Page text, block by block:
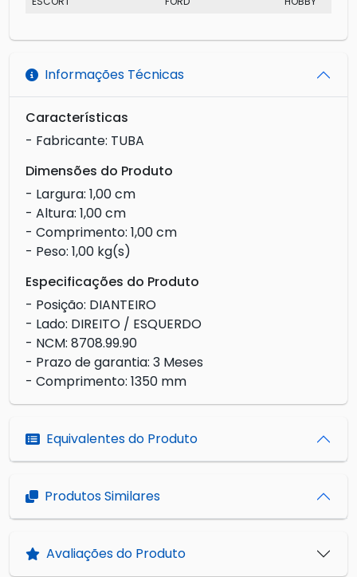
Informações Técnicas
Características
- Fabricante: TUBA
Dimensões do Produto
- Largura: 1,00 cm
- Altura: 1,00 cm
- Comprimento: 1,00 cm
- Peso: 1,00 kg(s)
Especificações do Produto
- Posição: DIANTEIRO
- Lado: DIREITO / ESQUERDO
- NCM: 8708.99.90
- Prazo de garantia: 3 Meses
- Comprimento: 1350 mm
Equivalentes do Produto
Produtos Similares
Avaliações do Produto